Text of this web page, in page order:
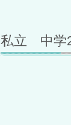
私立 中学